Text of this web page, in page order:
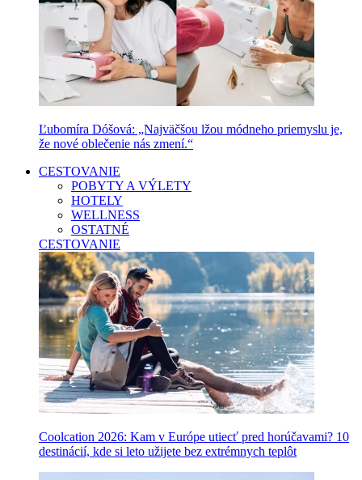
Ľubomíra Dóšová: „Najväčšou lžou módneho priemyslu je,
že nové oblečenie nás zmení.“
CESTOVANIE
POBYTY A VÝLETY
HOTELY
WELLNESS
OSTATNÉ
CESTOVANIE
Coolcation 2026: Kam v Európe utiecť pred horúčavami? 10
destinácií, kde si leto užijete bez extrémnych teplôt